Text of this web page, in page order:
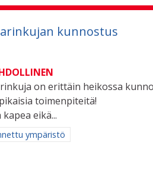
kunnostus
on erittäin heikossa
toimenpiteitä!
eikä...
tulokset aihepiirin mukaan:
ympäristö